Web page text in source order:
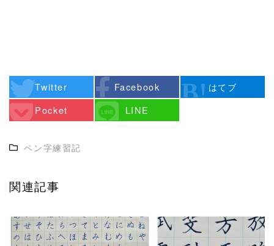
Twitter Facebook
はてブ
Pocket
LINE
ペン字練習記
関連記事